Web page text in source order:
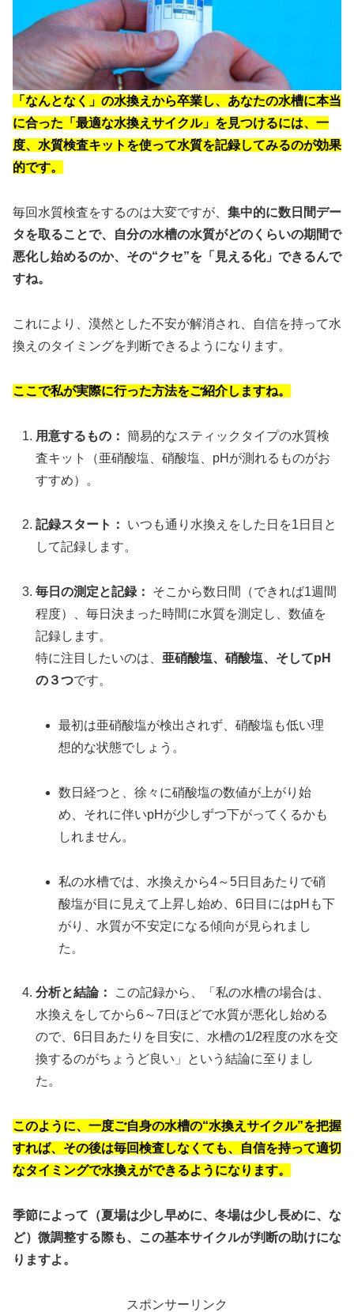
「なんとなく」の水換えから卒業し、 あなたの水槽に本当
に合った「最適な水換えサイクル」を見つけるには、一
度、水質検査キットを使って水質を記録してみるのが効果
的です。
毎回水質検査をするのは大変ですが、 集中的に数日間デー
タを取ることで、自分の水槽の水質がどのくらいの期間で
悪化し始めるのか、その“クセ”を「見える化」できるんで
すね。
これにより、漠然とした不安が解消され、自信を持って水
換えのタイミングを判断できるようになります。
ここで私が実際に行った方法をご紹介しますね。
用意するもの： 簡易的なスティックタイプの水質検
査キット（亜硝酸塩、硝酸塩、pHが測れるものがお
すすめ）。
記録スタート：
いつも通り水換えをした日を1日目と
して記録します。
毎日の測定と記録：
そこから数日間（できれば1週間
程度）、毎日決まった時間に水質を測定し、数値を
記録します。
特に注目したいのは、 亜硝酸塩、硝酸塩、そしてpH
の３つです。
最初は亜硝酸塩が検出されず、硝酸塩も低い理
想的な状態でしょう。
数日経つと、徐々に硝酸塩の数値が上がり始
め、それに伴いpHが少しずつ下がってくるかも
しれません。
私の水槽では、水換えから4～5日目あたりで硝
酸塩が目に見えて上昇し始め、6日目にはpHも下
がり、水質が不安定になる傾向が見られまし
た。
分析と結論：
この記録から、「私の水槽の場合は、
水換えをしてから6～7日ほどで水質が悪化し始める
ので、6日目あたりを目安に、水槽の1/2程度の水を交
換するのがちょうど良い」という結論に至りまし
た。
このように、 一度ご自身の水槽の“水換えサイクル”を把握
すれば、その後は毎回検査しなくても、自信を持って適切
なタイミングで水換えができるようになります。
季節によって（夏場は少し早めに、冬場は少し長めに、な
ど）微調整する際も、この基本サイクルが判断の助けにな
りますよ。
スポンサーリンク